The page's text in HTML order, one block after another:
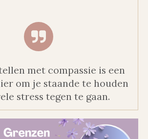
met compassie is een
om je staande te houden
stress tegen te gaan.